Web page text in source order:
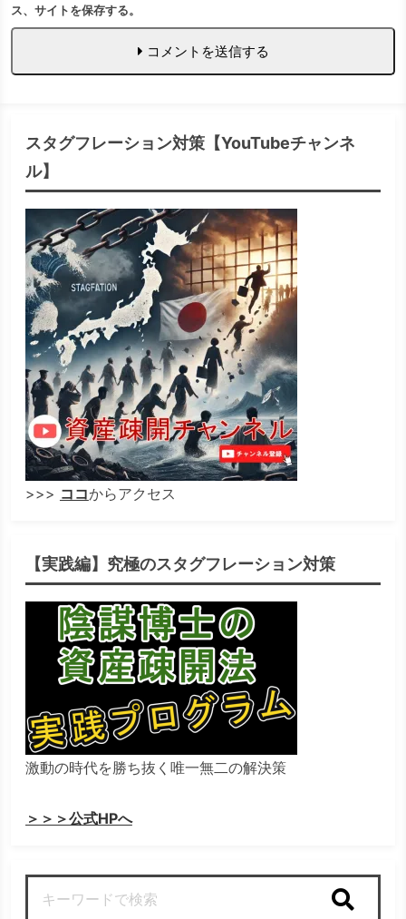
ス、サイトを保存する。
コメントを送信する
スタグフレーション対策【YouTubeチャンネ
ル】
>>> ココからアクセス
【実践編】究極のスタグフレーション対策
激動の時代を勝ち抜く唯一無二の解決策
＞＞＞公式HPへ